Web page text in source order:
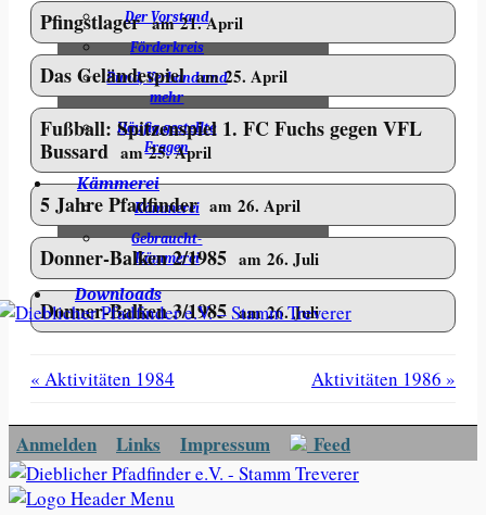
Der Vorstand
Förderkreis
Bund, Verband und
mehr
Häufig gestellte
Fragen
Kämmerei
Kämmerei
Gebraucht-
Kämmerei
Downloads
Pfingstlager am 21. April
Das Geländespiel am 25. April
Fußball: Spitzenspiel 1. FC Fuchs gegen VFL
Bussard am 25. April
5 Jahre Pfadfinder am 26. April
Donner-Balken 2/1985 am 26. Juli
Donner-Balken 3/1985 am 26. Juli
« Aktivitäten 1984 Aktivitäten 1986 »
Anmelden Links Impressum Feed